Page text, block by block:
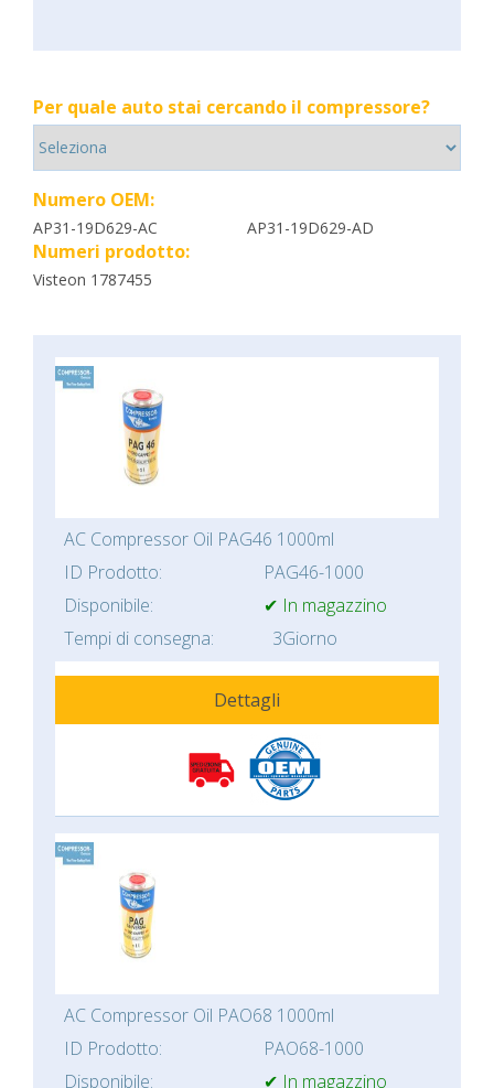
Per quale auto stai cercando il compressore?
Numero OEM:
AP31-19D629-AC AP31-19D629-AD
Numeri prodotto:
Visteon 1787455
AC Compressor Oil PAG46 1000ml
ID Prodotto:
PAG46-1000
Disponibile:
✔ In magazzino
Tempi di consegna:
3Giorno
Dettagli
AC Compressor Oil PAO68 1000ml
ID Prodotto:
PAO68-1000
Disponibile:
✔ In magazzino